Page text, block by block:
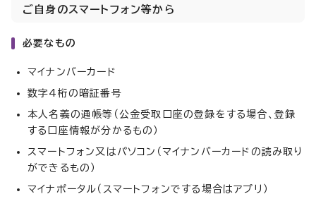
ご自身のスマートフォン等から
必要なもの
マイナンバーカード
数字4桁の暗証番号
本人名義の通帳等（公金受取口座の登録をする場合、登録
する口座情報が分かるもの）
スマートフォン又はパソコン（マイナンバーカードの読み取り
ができるもの）
マイナポータル（スマートフォンでする場合はアプリ）